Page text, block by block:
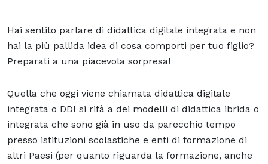
Hai sentito parlare di didattica digitale integrata e non
hai la più pallida idea di cosa comporti per tuo figlio?
Preparati a una piacevola sorpresa!
Quella che oggi viene chiamata didattica digitale
integrata o DDI si rifà a dei modelli di didattica ibrida o
integrata che sono già in uso da parecchio tempo
presso istituzioni scolastiche e enti di formazione di
altri Paesi (per quanto riguarda la formazione, anche